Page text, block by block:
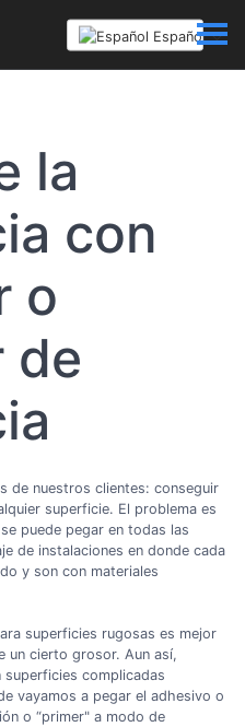
Español
la
con
o
de
de nuestros clientes: conseguir
superficie. El problema es
puede pegar en todas las
de instalaciones en donde cada
y son con materiales
superficies rugosas es mejor
un cierto grosor. Aun así,
superficies complicadas
vayamos a pegar el adhesivo o
o “primer" a modo de